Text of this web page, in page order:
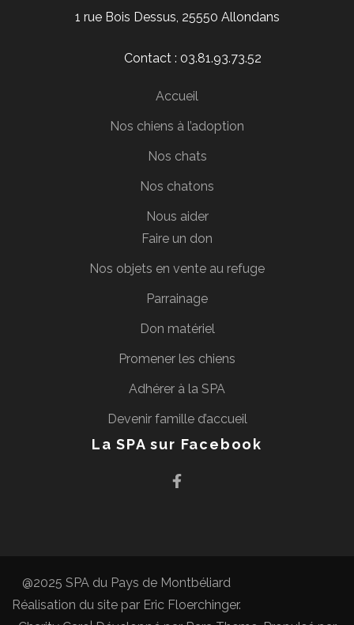
1 rue Bois Dessus, 25550 Allondans
Contact : 03.81.93.73.52
Accueil
Nos chiens à l’adoption
Nos chats
Nos chatons
Nous aider
Faire un don
Nos objets en vente au refuge
Parrainage
Don matériel
Promener les chiens
Adhérer à la SPA
Devenir famille d’accueil
La SPA sur Facebook
@2025 SPA du Pays de Montbéliard
Réalisation du site par Eric Floerchinger.